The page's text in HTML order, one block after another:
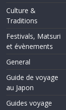
Culture &
Traditions
Festivals, Matsuri
et évènements
General
Guide de voyage
au Japon
Guides voyage